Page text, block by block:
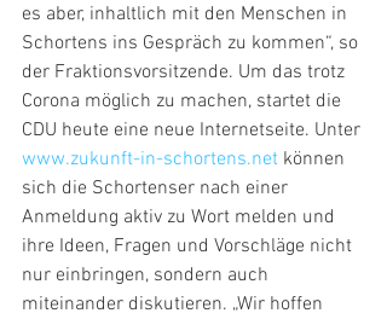
es aber, inhaltlich mit den Menschen in
Schortens ins Gespräch zu kommen“, so
der Fraktionsvorsitzende. Um das trotz
Corona möglich zu machen, startet die
CDU heute eine neue Internetseite. Unter
www.zukunft-in-schortens.net können
sich die Schortenser nach einer
Anmeldung aktiv zu Wort melden und
ihre Ideen, Fragen und Vorschläge nicht
nur einbringen, sondern auch
miteinander diskutieren. „Wir hoffen